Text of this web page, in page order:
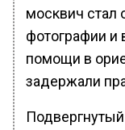
москвич стал
фотографии и
помощи в
задержали